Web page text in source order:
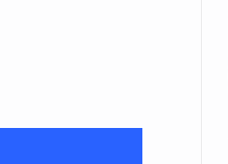
と、標的型攻撃メール訓練へ